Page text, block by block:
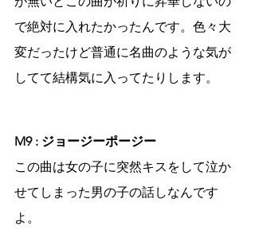
で絶対に入れたかったんです。色々大
変だったけど普通に名曲のような気が
してて結構気に入ってたりします。
M9 : ジョージーポージー
この曲は女の子に突然キスをして泣か
せてしまった男の子の話しなんです
よ。